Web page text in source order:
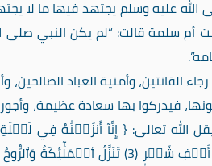
الله عليه وسلم يجتهد فيها ما لا
سلمة قالت: “لم يكن النبي صلى
القانتين، وأمنية العباد الصالحين،
فيدركوا بها سعادة عظيمة،
الله تعالى: {
شَهۡر
(3) تَنَزَّلُ ٱلۡمَلَٰٓئِكَةُ